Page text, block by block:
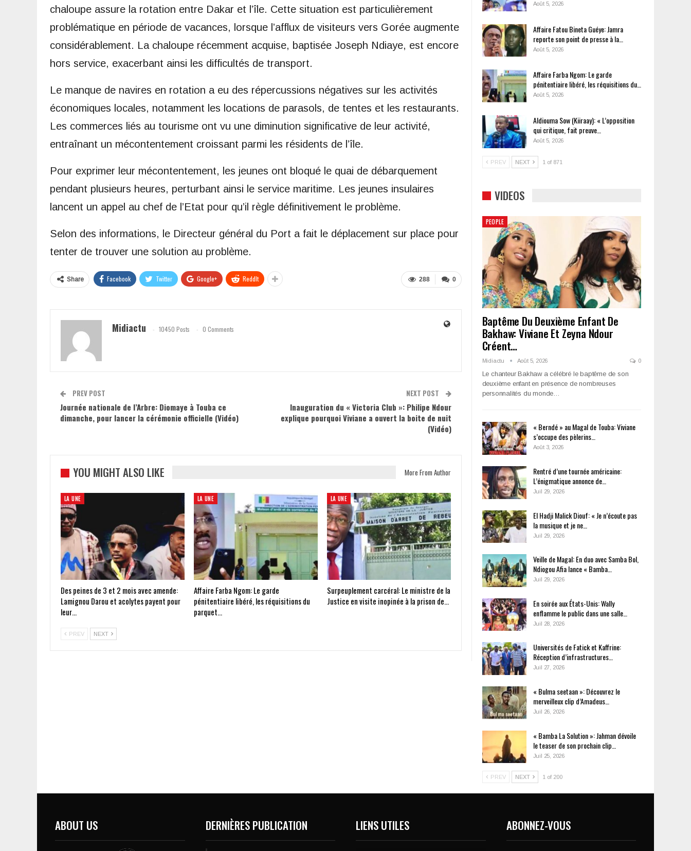
chaloupe assure la rotation entre Dakar et l’île. Cette situation est particulièrement
problématique en période de vacances, lorsque l’afflux de visiteurs vers Gorée augmente
considérablement. La chaloupe récemment acquise, baptisée Joseph Ndiaye, est encore
hors service, exacerbant ainsi les difficultés de transport.
Le manque de navires en rotation a eu des répercussions négatives sur les activités
économiques locales, notamment les locations de parasols, de tentes et les restaurants.
Les commerces liés au tourisme ont vu une diminution significative de leur activité,
entraînant un mécontentement croissant parmi les résidents de l’île.
Pour exprimer leur mécontentement, les jeunes ont bloqué le quai de débarquement
pendant plusieurs heures, perturbant ainsi le service maritime. Les jeunes insulaires
lancent un appel au chef de l’Etat pour qu’il règle définitivement le problème.
Selon des informations, le Directeur général du Port a fait le déplacement sur place pour
tenter de trouver une solution au problème.
0
288
Share Facebook Twitter Google+ ReddIt
Midiactu 10450 Posts 0 Comments
PREV POST
Journée nationale de l’Arbre: Diomaye à Touba ce
dimanche, pour lancer la cérémonie officielle (Vidéo)
NEXT POST
Inauguration du « Victoria Club »: Philipe Ndour
explique pourquoi Viviane a ouvert la boite de nuit
(Vidéo)
YOU MIGHT ALSO LIKE More From Author
LA UNE
Des peines de 3 et 2 mois avec amende:
Lamignou Darou et acolytes payent pour
leur…
LA UNE
Affaire Farba Ngom: Le garde
pénitentiaire libéré, les réquisitions du
parquet…
LA UNE
Surpeuplement carcéral: Le ministre de la
Justice en visite inopinée à la prison de…
PREV NEXT
Août 5, 2026
Affaire Fatou Bineta Guéye: Jamra
reporte son point de presse à la…
Août 5, 2026
Affaire Farba Ngom: Le garde
pénitentiaire libéré, les réquisitions du…
Août 5, 2026
Aldiouma Sow (Kiiraay): « L’opposition
qui critique, fait preuve…
Août 5, 2026
PREV NEXT 1 of 871
VIDEOS
PEOPLE
Baptême Du Deuxième Enfant De
Bakhaw: Viviane Et Zeyna Ndour
Créent…
Midiactu Août 5, 2026 0
Le chanteur Bakhaw a célébré le baptême de son
deuxième enfant en présence de nombreuses
personnalités du monde…
« Berndé » au Magal de Touba: Viviane
s’occupe des pèlerins…
Août 3, 2026
Rentré d’une tournée américaine:
L’énigmatique annonce de…
Juil 29, 2026
El Hadji Malick Diouf: « Je n’écoute pas
la musique et je ne…
Juil 29, 2026
Veille de Magal: En duo avec Samba Bol,
Ndiogou Afia lance « Bamba…
Juil 29, 2026
En soirée aux États-Unis: Wally
enflamme le public dans une salle…
Juil 28, 2026
Universités de Fatick et Kaffrine:
Réception d’infrastructures…
Juil 27, 2026
« Bulma seetaan »: Découvrez le
merveilleux clip d’Amadeus…
Juil 26, 2026
« Bamba La Solution »: Jahman dévoile
le teaser de son prochain clip…
Juil 25, 2026
PREV NEXT 1 of 200
ABOUT US DERNIÈRES PUBLICATION LIENS UTILES ABONNEZ-VOUS